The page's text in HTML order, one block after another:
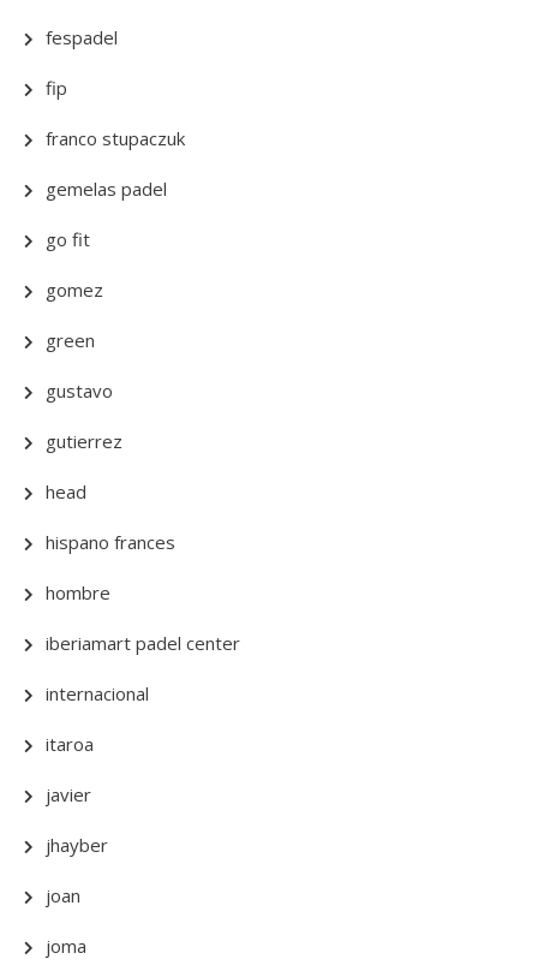
fespadel
fip
franco stupaczuk
gemelas padel
go fit
gomez
green
gustavo
gutierrez
head
hispano frances
hombre
iberiamart padel center
internacional
itaroa
javier
jhayber
joan
joma